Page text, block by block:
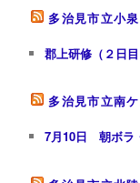
多治見市立小
郡上研修（２日
多治見市立南
7月10日 朝ボラ